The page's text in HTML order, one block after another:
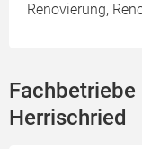
Renovierung,
Herrischried